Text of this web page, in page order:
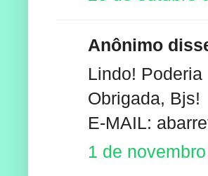
Anônimo
Lindo!
Obrigada, Bjs!
E-MAIL:
1 de